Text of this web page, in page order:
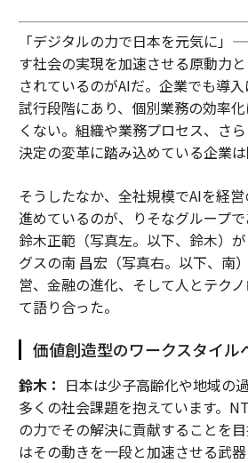
「デジタルの力で日本を元気に
す社会の実現を加速させる原動力
されているのがAIだ。企業でも導
試行段階にあり、個別業務の効率
くない。組織や業務プロセス、さ
決定の変革に踏み込めている企業は
そうしたなか、全社規模でAIを経
進めているのが、りそなグループ
鈴木正範（写真左。以下、鈴木）
グスの南 昌宏（写真右。以下、南
営、金融の進化、そして人とテク
て語り合った。
価値創造型のワークスタイル
鈴木： 日本は少子高齢化や地域の
多くの社会課題を抱えています。
の力でその解決に貢献することを
はその動きを一段と加速させる武器